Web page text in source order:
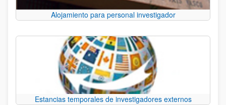
Alojamiento para personal investigador
Estancias temporales de investigadores externos